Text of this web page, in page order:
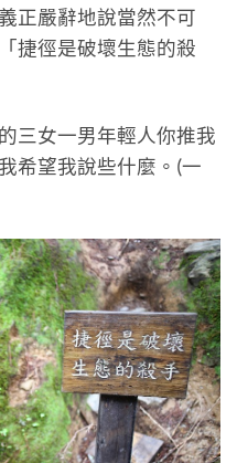
正嚴辭地說當然不可
捷徑是破壞生態的殺
三女一男年輕人你推我
希望我說些什麼。(一